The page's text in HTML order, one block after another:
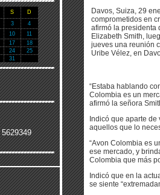
S
D
3
4
10
11
17
18
24
25
31
5629349
Davos, Suiza, 29
comprometidos en
afirmó la presidenta
Elizabeth Smith,
jueves una reunión
Uribe Vélez, en
“Estaba hablando
Colombia es un
afirmó la señora
Indicó que aparte
aquellos que lo
“Avon Colombia es
ese mercado, y
Colombia que más
Indicó que en la
se siente